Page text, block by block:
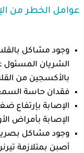
عوامل الخطر من
وجود مشاكل
الشريان
بالأكسجين من
فقدان حاسة
الإصابة بإرتفاع
الإصابة بأمراض
وجود مشاكل
أصبن بمتلازمة